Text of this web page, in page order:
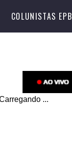
COLUNISTAS EPB